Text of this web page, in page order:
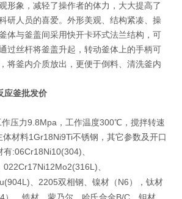
形象，减轻了操作者的体力，大大提高了
研人员的喜爱。外形美观、结构紧凑、操
体与釜盖间采用快开卡环式法兰结构，可
过丝杆将釜盖升起，转动釜体上的手柄可
将釜内介质放出，更便于倒料、清洗釜内
应釜批发价
压力9.8Mpa，工作温度300℃，搅拌转速
材料1Gr18Ni9Ti不锈钢，其它参数及开口
有:06Cr18Ni10(304)、
022Cr17Ni12Mo2(316L)、
、2205双相钢、镍材（ N6 ），钛材